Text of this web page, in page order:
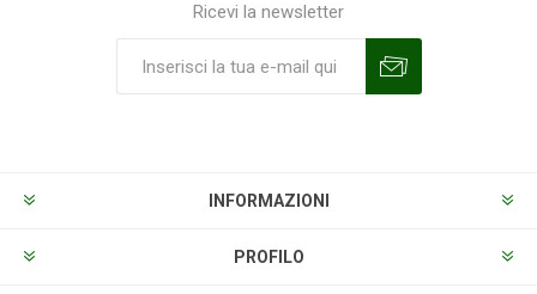
Ricevi la newsletter
INFORMAZIONI
PROFILO